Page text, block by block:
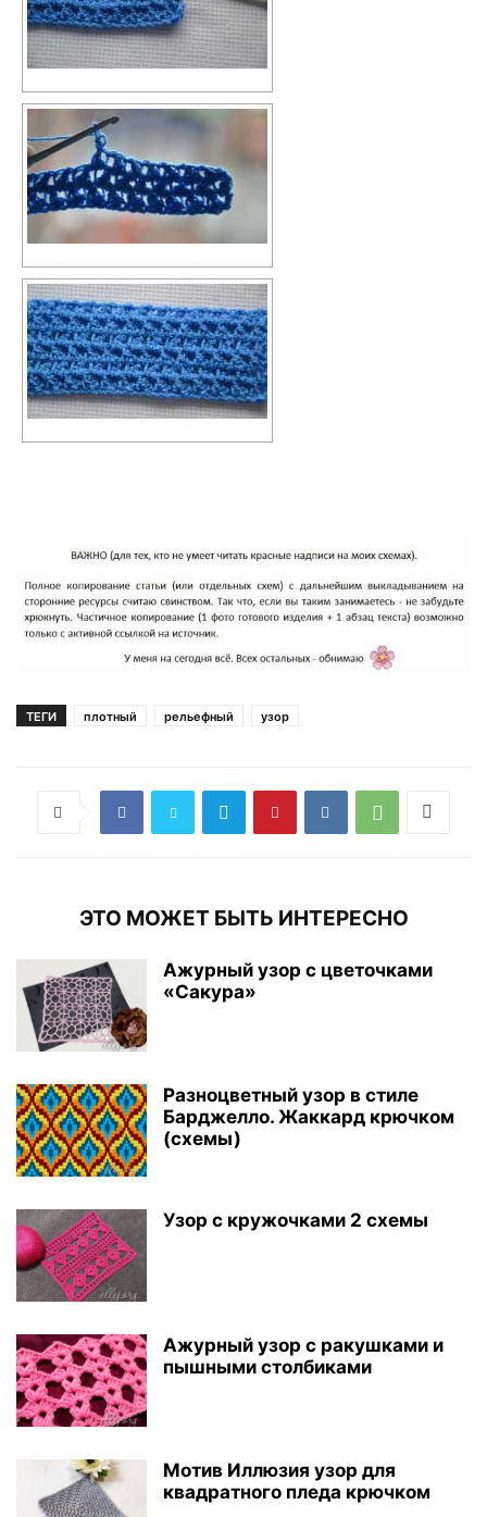
ТЕГИ плотный рельефный узор
ЭТО МОЖЕТ БЫТЬ ИНТЕРЕСНО
Ажурный узор с цветочками
«Сакура»
Разноцветный узор в стиле
Барджелло. Жаккард крючком
(схемы)
Узор с кружочками 2 схемы
Ажурный узор с ракушками и
пышными столбиками
Мотив Иллюзия узор для
квадратного пледа крючком